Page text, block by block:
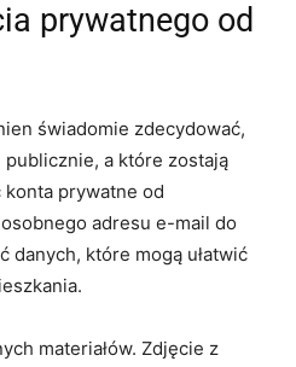
prywatnego od
świadomie zdecydować,
a które zostają
prywatne od
adresu e-mail do
danych, które mogą ułatwić
materiałów. Zdjęcie z